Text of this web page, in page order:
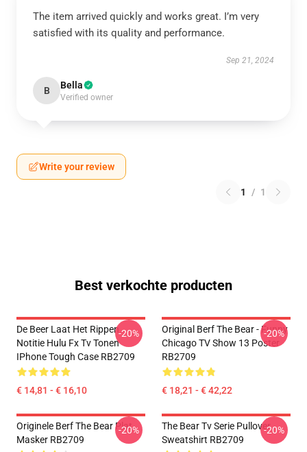
The item arrived quickly and works great. I’m very
satisfied with its quality and performance.
Sep 21, 2024
B Bella
Verified owner
Write your review
1 / 1
Best verkochte producten
De Beer Laat Het Rippen
Notitie Hulu Fx Tv Tonen
IPhone Tough Case RB2709
€ 14,81 - € 16,10
-20%
Original Berf The Bear - Funny
Chicago TV Show 13 Poster
RB2709
€ 18,21 - € 42,22
-20%
Originele Berf The Bear Plat
Masker RB2709
-20%
The Bear Tv Serie Pullover
Sweatshirt RB2709
-20%